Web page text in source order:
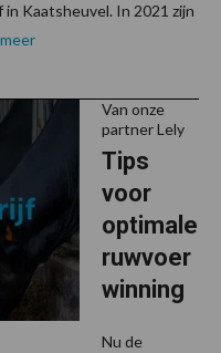
Kaatsheuvel. In 2021 zijn
Van onze
partner Lely
Tips
voor
optimale
ruwvoer
winning
Nu de